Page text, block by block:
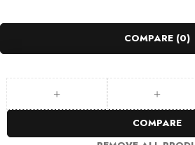
COMPARE (0)
COMPARE